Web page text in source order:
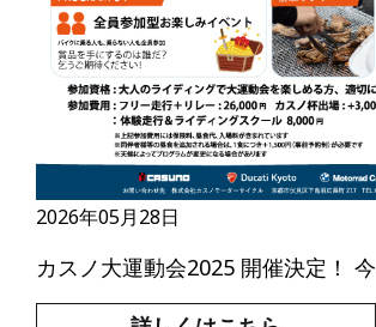
カスノ大運動会2025 開催決定！ 今
2026年05月28日